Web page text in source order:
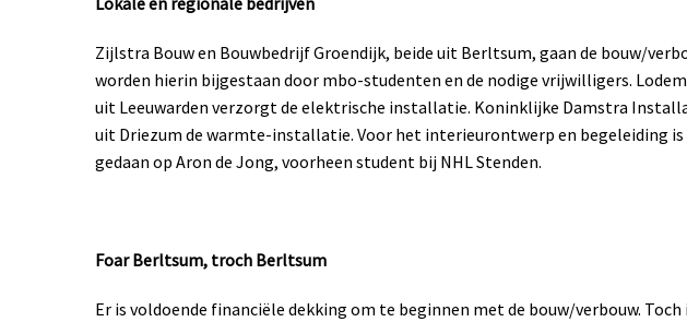
Zijlstra Bouw en Bouwbedrijf Groendijk, beide uit Berltsum, gaan de bouw/
worden hierin bijgestaan door mbo-studenten en de nodige vrijwilligers.
uit Leeuwarden verzorgt de elektrische installatie. Koninklijke Damstra
uit Driezum de warmte-installatie. Voor het interieurontwerp en begeleiding is
gedaan op Aron de Jong, voorheen student bij NHL Stenden.
Foar Berltsum, troch Berltsum
Er is voldoende financiële dekking om te beginnen met de bouw/verbouw. Toch